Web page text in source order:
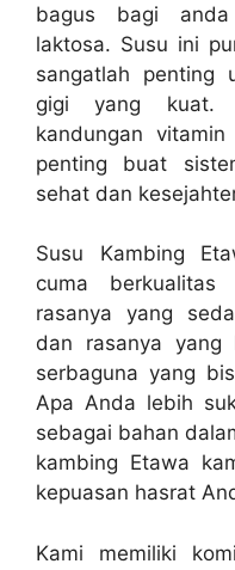
bagus bagi
laktosa. Susu ini
sangatlah penting
gigi yang kuat.
kandungan
penting buat
sehat dan
Susu Kambing
cuma
rasanya yang
dan rasanya yang
serbaguna yang
Apa Anda lebih
sebagai bahan
kambing Etawa
kepuasan hasrat
Kami memiliki